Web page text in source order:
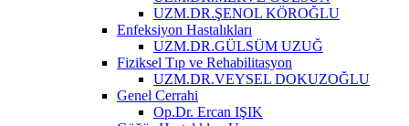
UZM.DR.ŞENOL KÖROĞLU
Enfeksiyon Hastalıkları
UZM.DR.GÜLSÜM UZUĞ
Fiziksel Tıp ve Rehabilitasyon
UZM.DR.VEYSEL DOKUZOĞLU
Genel Cerrahi
Op.Dr. Ercan IŞIK